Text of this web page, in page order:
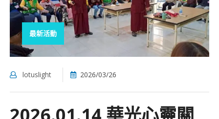
最新活動
lotuslight 2026/03/26